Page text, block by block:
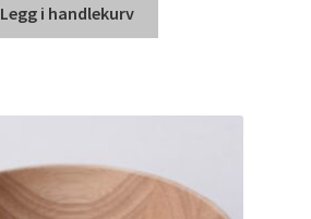
Legg i handlekurv